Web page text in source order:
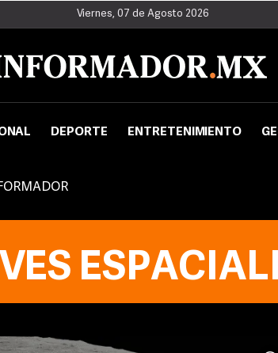
Viernes, 07 de Agosto 2026
DEPORTE ENTRETENIMIENTO